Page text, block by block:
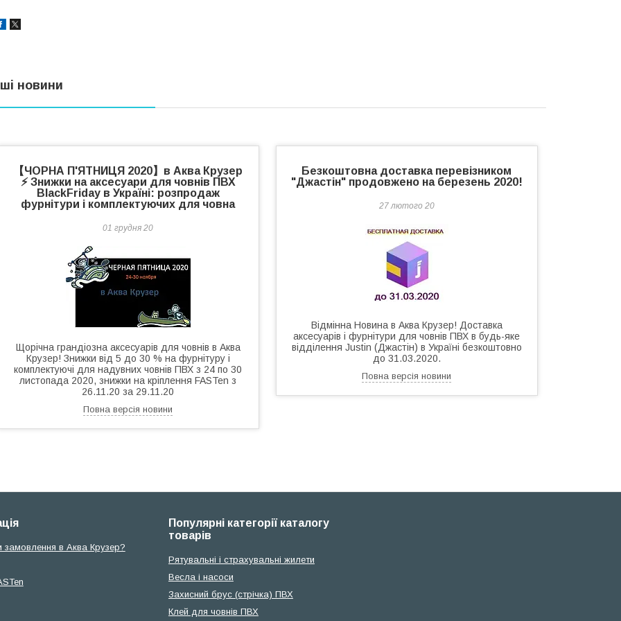
новини
【ЧОРНА П'ЯТНИЦЯ 2020】в Аква Крузер
⚡ Знижки на аксесуари для човнів ПВХ
BlackFriday в Україні: розпродаж
фурнітури і комплектуючих для човна
01 грудня 20
Щорічна грандіозна аксесуарів для човнів в Аква
Крузер! Знижки від 5 до 30 % на фурнітуру і
комплектуючі для надувних човнів ПВХ з 24 по 30
листопада 2020, знижки на кріплення FASTen з
26.11.20 за 29.11.20
Повна версія новини
Безкоштовна доставка перевізником
"Джастін" продовжено на березень 2020!
27 лютого 20
Відмінна Новина в Аква Крузер! Доставка
аксесуарів і фурнітури для човнів ПВХ в будь-яке
відділення Justin (Джастін) в Україні безкоштовно
до 31.03.2020.
Повна версія новини
замовлення в Аква Крузер?
Популярні категорії каталогу
товарів
Рятувальні і страхувальні жилети
Весла і насоси
Захисний брус (стрічка) ПВХ
Клей для човнів ПВХ